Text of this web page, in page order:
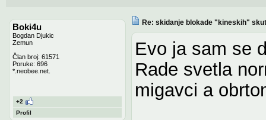
Boki4u
Bogdan Djukic
Zemun
Član broj: 61571
Poruke: 696
*.neobee.net.
+2
Profil
Re: skidanje blokade "kineskih"
Evo ja sam se
Rade svetla
migavci a